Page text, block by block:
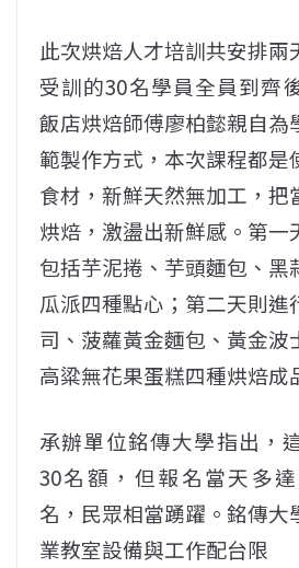
此次烘焙人才培訓共安排兩
受訓的30名學員全員到齊
飯店烘焙師傅廖柏懿親自為
範製作方式，本次課程都是
食材，新鮮天然無加工，把
烘焙，激盪出新鮮感。第一
包括芋泥捲、芋頭麵包、黑
瓜派四種點心；第二天則進
司、菠蘿黃金麵包、黃金波
高粱無花果蛋糕四種烘焙成
承辦單位銘傳大學指出，
30名額，但報名當天多
名，民眾相當踴躍。銘傳大
業教室設備與工作配台限